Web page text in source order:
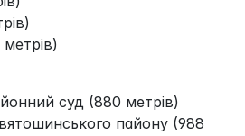
суд (880 метрів)
пайону (988